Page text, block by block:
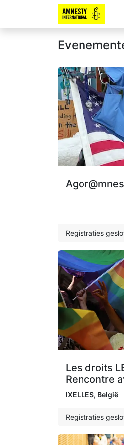
Registraties
Les droits
Rencontre
IXELLES, België
Registraties